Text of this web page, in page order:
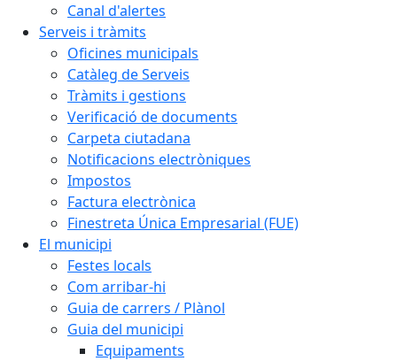
Canal d'alertes
Serveis i tràmits
Oficines municipals
Catàleg de Serveis
Tràmits i gestions
Verificació de documents
Carpeta ciutadana
Notificacions electròniques
Impostos
Factura electrònica
Finestreta Única Empresarial (FUE)
El municipi
Festes locals
Com arribar-hi
Guia de carrers / Plànol
Guia del municipi
Equipaments